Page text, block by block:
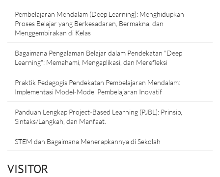
Pembelajaran Mendalam (Deep Learning): Menghidupkan
Proses Belajar yang Berkesadaran, Bermakna, dan
Menggembirakan di Kelas
Bagaimana Pengalaman Belajar dalam Pendekatan "Deep
Learning": Memahami, Mengaplikasi, dan Merefleksi
Praktik Pedagogis Pendekatan Pembelajaran Mendalam:
Implementasi Model-Model Pembelajaran Inovatif
Panduan Lengkap Project‑Based Learning (PJBL): Prinsip,
Sintaks/Langkah, dan Manfaat.
STEM dan Bagaimana Menerapkannya di Sekolah
VISITOR